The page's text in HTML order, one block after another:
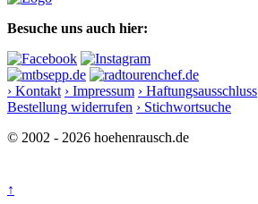
Besuche uns auch hier:
› Kontakt › Impressum › Haftungsausschluss
Bestellung widerrufen › Stichwortsuche
© 2002 - 2026 hoehenrausch.de
↑